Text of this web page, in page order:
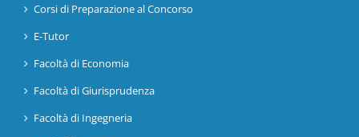
Corsi di Preparazione al Concorso
E-Tutor
Facoltà di Economia
Facoltà di Giurisprudenza
Facoltà di Ingegneria